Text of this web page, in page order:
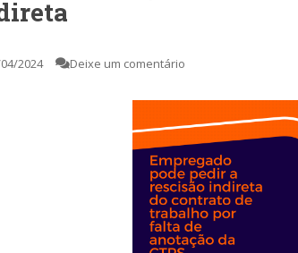
2024 Deixe um comentário